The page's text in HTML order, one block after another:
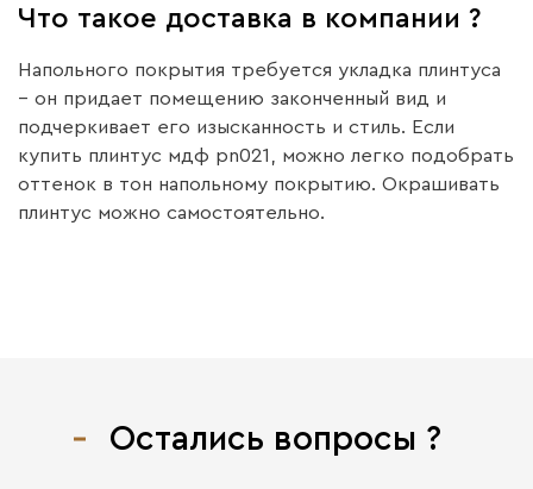
Что такое доставка в компании ?
Напольного покрытия требуется укладка плинтуса
– он придает помещению законченный вид и
подчеркивает его изысканность и стиль. Если
купить плинтус мдф pn021, можно легко подобрать
оттенок в тон напольному покрытию. Окрашивать
плинтус можно самостоятельно.
Остались вопросы ?